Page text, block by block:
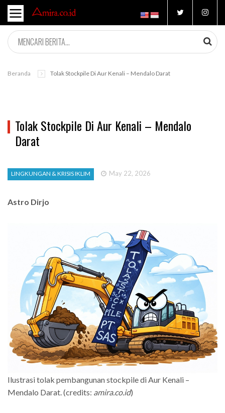
Beranda Tolak Stockpile Di Aur Kenali – Mendalo Darat
Tolak Stockpile Di Aur Kenali – Mendalo
Darat
LINGKUNGAN & KRISIS IKLIM May 22, 2026
Astro Dirjo
Ilustrasi tolak pembangunan stockpile di Aur Kenali –
Mendalo Darat. (credits: amira.co.id)